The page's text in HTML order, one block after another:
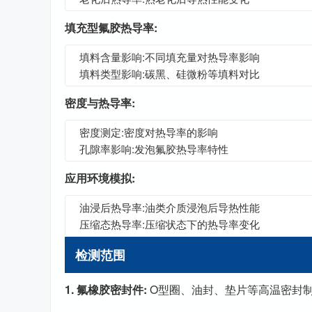
填充型氟胶热导率:
填料含量影响:不同填充量对热导率影响
填料类型影响:碳黑、硅微粉等填料对比
密度与热导率:
密度测定:密度对热导率的影响
孔隙率影响:发泡氟胶热导率特性
应用环境模拟:
油浸后热导率:油类介质浸泡后导热性能
压缩态热导率:压缩状态下的热导率变化
检测范围
1. 氟橡胶密封件: O型圈、油封、垫片等高温密封